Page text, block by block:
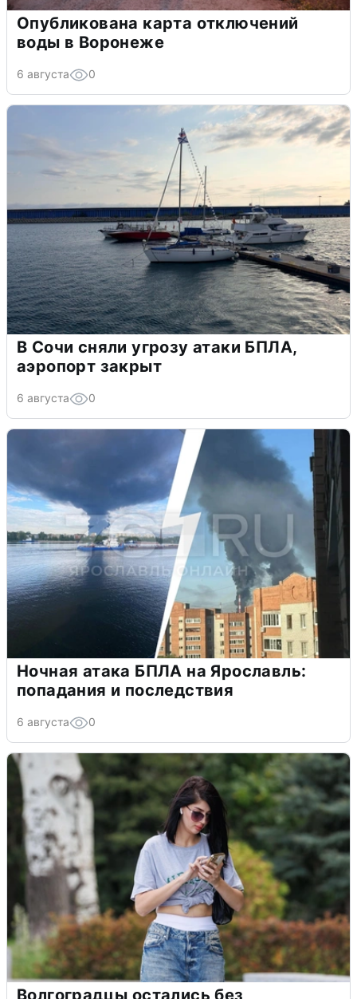
Опубликована карта отключений
воды в Воронеже
6 августа 0
В Сочи сняли угрозу атаки БПЛА,
аэропорт закрыт
6 августа 0
Ночная атака БПЛА на Ярославль:
попадания и последствия
6 августа 0
Волгоградцы остались без